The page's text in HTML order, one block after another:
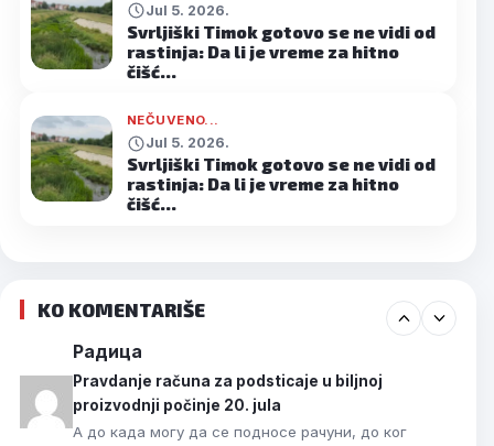
Jul 5. 2026.
Svrljiški Timok gotovo se ne vidi od
rastinja: Da li je vreme za hitno
čišć…
NEČUVENO...
Jul 5. 2026.
Svrljiški Timok gotovo se ne vidi od
rastinja: Da li je vreme za hitno
čišć…
KO KOMENTARIŠE
Радица
Pravdanje računa za podsticaje u biljnoj
proizvodnji počinje 20. jula
А до када могу да се подносе рачуни, до ког